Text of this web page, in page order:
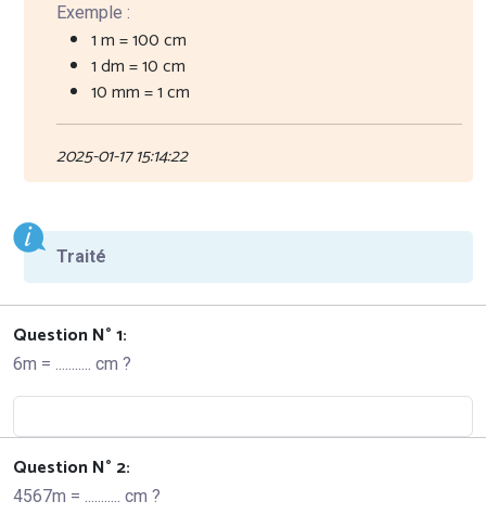
Exemple :
1 m = 100 cm
1 dm = 10 cm
10 mm = 1 cm
2025-01-17 15:14:22
Traité
Question N° 1:
6m = ........... cm ?
Question N° 2:
4567m = ........... cm ?